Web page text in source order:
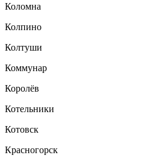
Коломна
Колпино
Колтуши
Коммунар
Королёв
Котельники
Котовск
Красногорск